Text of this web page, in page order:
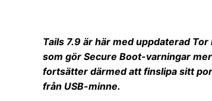
Tails 7.9 är här med uppdaterad
som gör Secure Boot-varningar
fortsätter därmed att finslipa sitt
från USB-minne.